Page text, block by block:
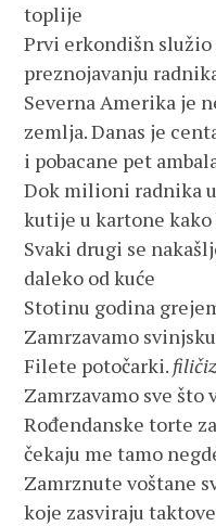
toplije
Prvi erkondišn
preznojavanju
Severna Amerika je
zemlja. Danas je
i pobacane pet
Dok milioni radnika
kutije u kartone
Svaki drugi se
daleko od kuće
Stotinu godina
Zamrzavamo
Filete potočarki. filičiz
Zamrzavamo sve što
Rođendanske torte
čekaju me tamo
Zamrznute voštane
koje zasviraju